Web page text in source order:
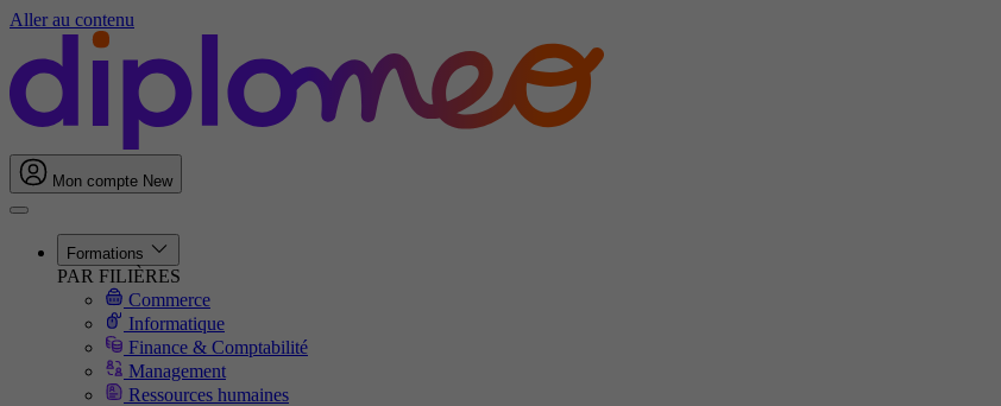
Aller au contenu
Mon compte New
Formations
PAR FILIÈRES
Commerce
Informatique
Finance & Comptabilité
Management
Ressources humaines